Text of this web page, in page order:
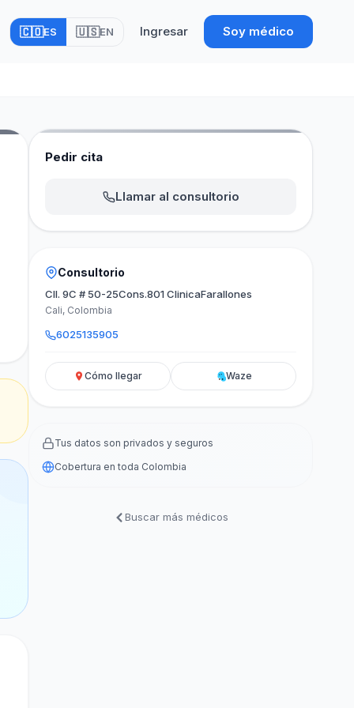
🇨🇴ES 🇺🇸EN Ingresar Soy médico
Pedir cita
Llamar al consultorio
Consultorio
Cll. 9C # 50-25Cons.801 ClinicaFarallones
Cali, Colombia
6025135905
Cómo llegar Waze
Tus datos son privados y seguros
Cobertura en toda Colombia
Buscar más médicos